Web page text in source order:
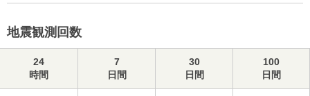
地震観測回数
24
時間
7
日間
30
日間
100
日間